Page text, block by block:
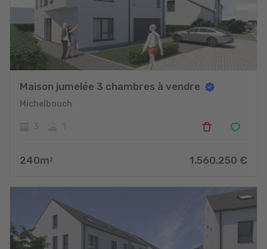
Maison jumelée 3 chambres à vendre
Michelbouch
240m 2 1.560.250 €